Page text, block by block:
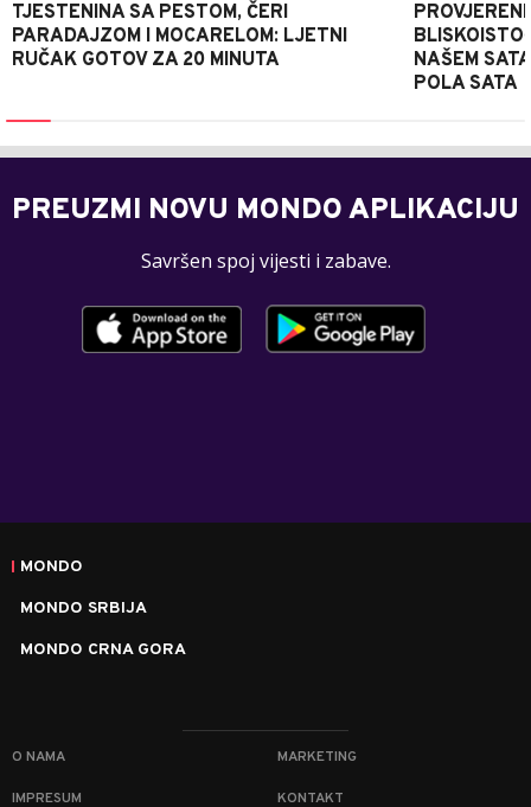
TJESTENINA SA PESTOM, ČERI
PARADAJZOM I MOCARELOM: LJETNI
RUČAK GOTOV ZA 20 MINUTA
NAŠEM
POLA SATA
PREUZMI NOVU MONDO APLIKACIJU
Savršen spoj vijesti i zabave.
MONDO
MONDO SRBIJA
MONDO CRNA GORA
O NAMA MARKETING
IMPRESUM KONTAKT